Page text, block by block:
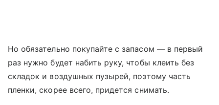
Но обязательно покупайте с запасом — в первый
раз нужно будет набить руку, чтобы клеить без
складок и воздушных пузырей, поэтому часть
пленки, скорее всего, придется снимать.